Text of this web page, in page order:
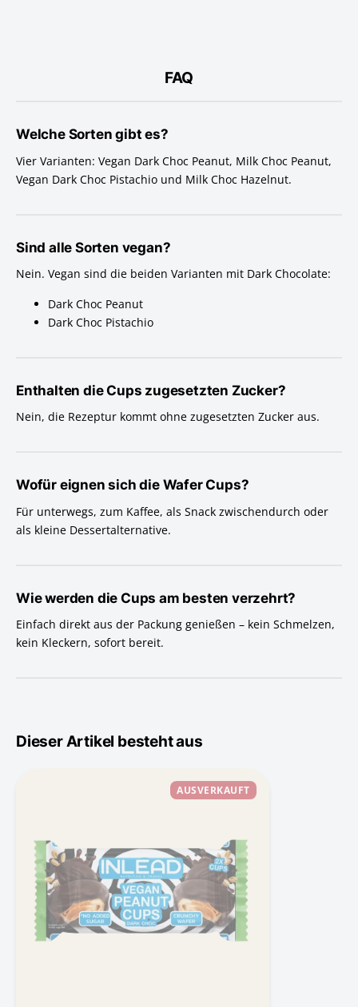
FAQ
Welche Sorten gibt es?
Vier Varianten: Vegan Dark Choc Peanut, Milk Choc Peanut,
Vegan Dark Choc Pistachio und Milk Choc Hazelnut.
Sind alle Sorten vegan?
Nein. Vegan sind die beiden Varianten mit Dark Chocolate:
Dark Choc Peanut
Dark Choc Pistachio
Enthalten die Cups zugesetzten Zucker?
Nein, die Rezeptur kommt ohne zugesetzten Zucker aus.
Wofür eignen sich die Wafer Cups?
Für unterwegs, zum Kaffee, als Snack zwischendurch oder
als kleine Dessertalternative.
Wie werden die Cups am besten verzehrt?
Einfach direkt aus der Packung genießen – kein Schmelzen,
kein Kleckern, sofort bereit.
Dieser Artikel besteht aus
AUSVERKAUFT